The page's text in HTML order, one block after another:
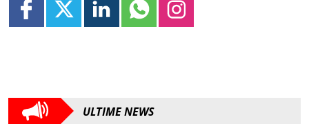
ULTIME NEWS